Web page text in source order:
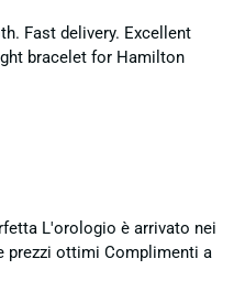
Fast delivery. Excellent
bracelet for Hamilton
L'orologio è arrivato nei
prezzi ottimi Complimenti a